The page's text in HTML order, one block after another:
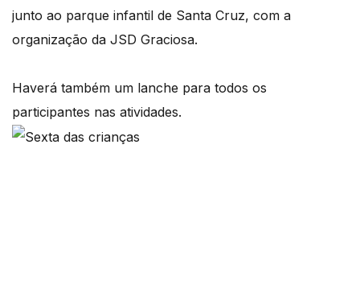
junto ao parque infantil de Santa Cruz, com a
organização da JSD Graciosa.
Haverá também um lanche para todos os
participantes nas atividades.